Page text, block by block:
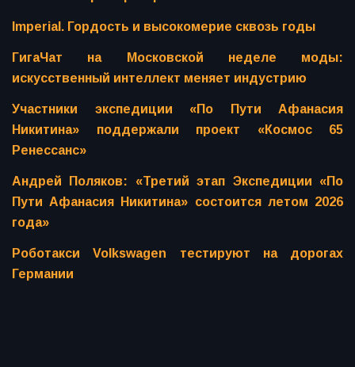
Imperial. Гордость и высокомерие сквозь годы
ГигаЧат на Московской неделе моды:
искусственный интеллект меняет индустрию
Участники экспедиции «По Пути Афанасия
Никитина» поддержали проект «Космос 65
Ренессанс»
Андрей Поляков: «Третий этап Экспедиции «По
Пути Афанасия Никитина» состоится летом 2026
года»
Роботакси Volkswagen тестируют на дорогах
Германии